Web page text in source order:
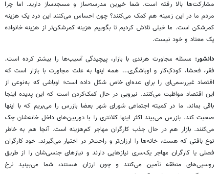
مشارکت‌ها بالا رفته است. شما خیرین مدرسه‌ساز و مسجدساز دارید. اما چرا
مردم ما در این زمینه هم کمک می‌کنند؟ چون احساس می‌کنند این درد یک هزینه
کمرشکن است. ما خیلی تلاش کردیم تا بگوییم هزینه کمرشکن‌تر از هزینه خانواده
یک معتاد و خود نیست.
دانشور: مسئله مجاورت هرندی با بازار، پیچیدگی آسیب‌ها را بیشتر کرده است.
فقر، فحشا، کودکِ‌کار و اوباشگری... همه اینها به علت مجاورت با بازار است که
اقتصاد غیررسمی‌ای را برای عده‌ای خاص شکل داده است؛ اوباشی که به‌نوعی از
این اقتصاد مواظبت می‌کنند. نیرویی در حال کمک‌کردن است که این پدیده اینجا
باقی بماند. ما در کمیته اجتماعی شورای شهر بعضا بازرس را می‌بریم که با اینها
صحبت کند. بازرس می‌بیند اکثر اینها کلانتری را با دوربین‌های داخل خانه‌شان چک
می‌کنند. بازار هم در حال جذب کارگران مهاجر کم‌هزینه است. آنجا هم به خاطر
نوع بافتی که هست، خانه‌ها را ارزان‌تر و راحت‌تر در اختیار می‌گیرند. خود کارگران
فصلی یا کارگران مهاجر یک‌سری نیازهایی دارند و نیازهای جنسی‌شان را از طریق
روسپی‌های منطقه تأمین می‌کنند و چون ارزان هستند، شما می‌بینید نرخ